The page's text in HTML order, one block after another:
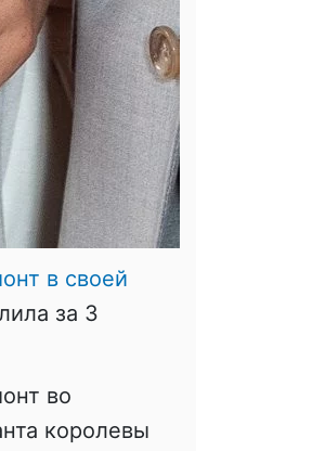
в своей
за 3
во
королевы